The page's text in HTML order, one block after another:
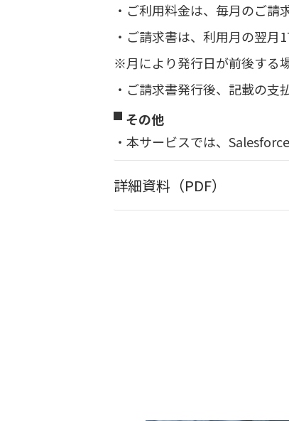
ご利用料金は、毎月のご請
ご請求書は、利用月の翌月
月により発行日が前後する
ご請求書発行後、記載の支
その他
本サービスでは、
詳細資料（PDF）